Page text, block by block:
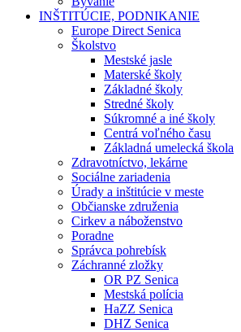
INŠTITÚCIE, PODNIKANIE
Europe Direct Senica
Školstvo
Mestské jasle
Materské školy
Základné školy
Stredné školy
Súkromné a iné školy
Centrá voľného času
Základná umelecká škola
Zdravotníctvo, lekárne
Sociálne zariadenia
Úrady a inštitúcie v meste
Občianske združenia
Cirkev a náboženstvo
Poradne
Správca pohrebísk
Záchranné zložky
OR PZ Senica
Mestská polícia
HaZZ Senica
DHZ Senica